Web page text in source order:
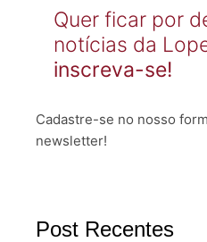
Quer ficar por
notícias da
inscreva-se!
Cadastre-se no nosso
newsletter!
Post Recentes